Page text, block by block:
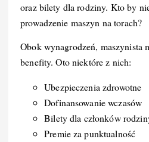
oraz bilety dla rodziny. Kto by
prowadzenie maszyn na torach?
Obok wynagrodzeń, maszynista
benefity. Oto niektóre z nich:
Ubezpieczenia zdrowotne
Dofinansowanie wczasów
Bilety dla członków
Premie za punktualność